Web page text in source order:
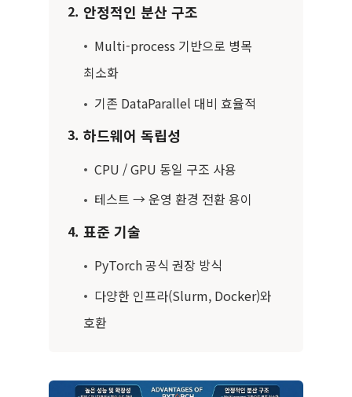
2. 안정적인 분산 구조
• Multi-process 기반으로 병목
최소화
• 기존 DataParallel 대비 효율적
3. 하드웨어 독립성
• CPU / GPU 동일 구조 사용
• 테스트 → 운영 환경 전환 용이
4. 표준 기술
• PyTorch 공식 권장 방식
• 다양한 인프라(Slurm, Docker)와
호환